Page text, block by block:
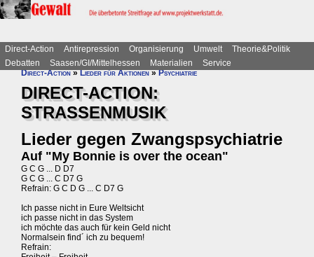
Direct-Action Antirepression Organisierung Umwelt
Theorie&Politik
Debatten
Saasen/GI/Mittelhessen Materialien
Service
Direct-Action»Lieder für Aktionen»Psychiatrie
DIRECT-ACTION:
STRASSENMUSIK
Lieder gegen Zwangspsychiatrie
Auf "My Bonnie is over the ocean"
G C G ... D D7
G C G ... C D7 G
Refrain: G C D G ... C D7 G
Ich passe nicht in Eure Weltsicht
ich passe nicht in das System
ich möchte das auch für kein Geld nicht
Normalsein find´ ich zu bequem!
Refrain: